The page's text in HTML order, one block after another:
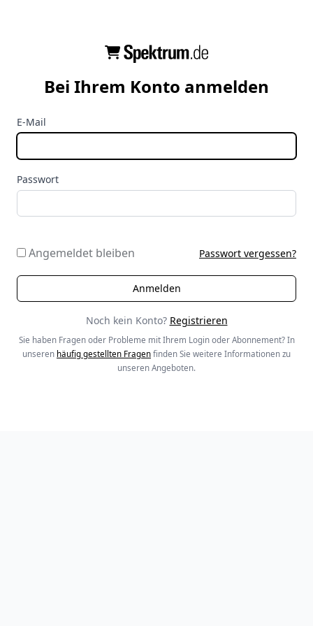
Bei Ihrem Konto anmelden
E-Mail
Passwort
Angemeldet bleiben Passwort vergessen?
Noch kein Konto? Registrieren
Sie haben Fragen oder Probleme mit Ihrem Login oder Abonnement? In
unseren häufig gestellten Fragen finden Sie weitere Informationen zu
unseren Angeboten.